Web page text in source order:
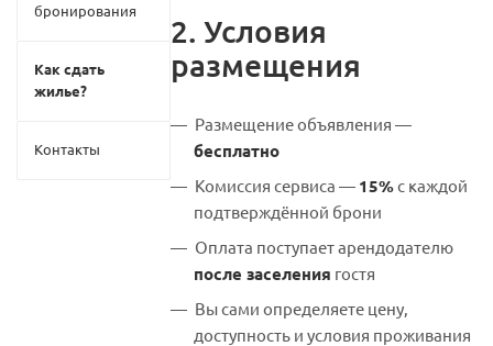
2. Условия
размещения
Размещение объявления —
бесплатно
Комиссия сервиса — 15%с каждой
подтверждённой брони
Оплата поступает арендодателю
после заселения гостя
Вы сами определяете цену,
доступность и условия проживания
бронирования
Как сдать
жилье?
Контакты